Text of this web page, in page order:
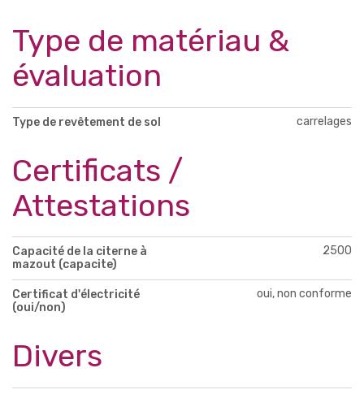
Type de matériau &
évaluation
Type de revêtement de sol carrelages
Certificats /
Attestations
Capacité de la citerne à
mazout (capacite)
2500
Certificat d'électricité
(oui/non)
oui, non conforme
Divers